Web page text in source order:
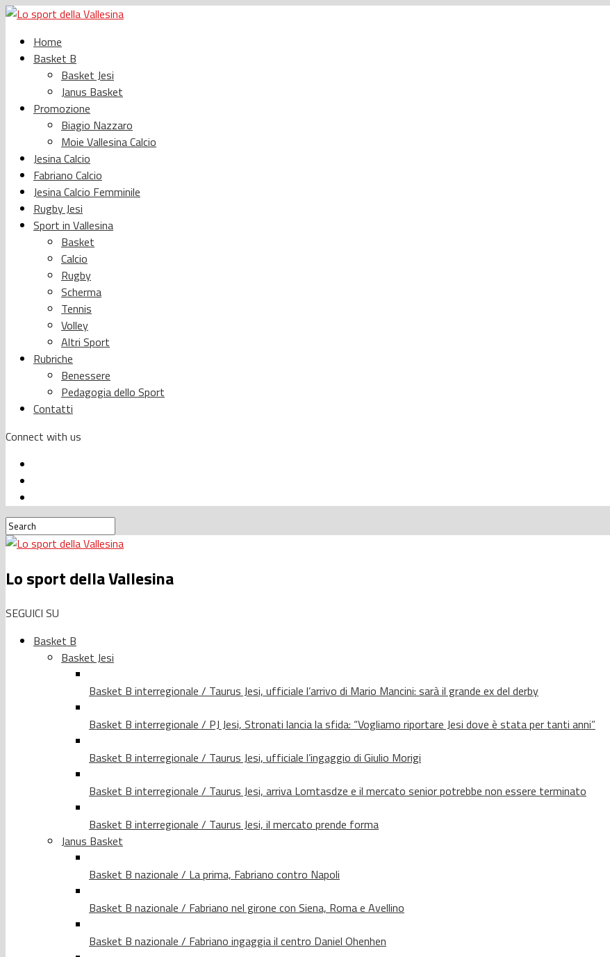
Home
Basket B
Basket Jesi
Janus Basket
Promozione
Biagio Nazzaro
Moie Vallesina Calcio
Jesina Calcio
Fabriano Calcio
Jesina Calcio Femminile
Rugby Jesi
Sport in Vallesina
Basket
Calcio
Rugby
Scherma
Tennis
Volley
Altri Sport
Rubriche
Benessere
Pedagogia dello Sport
Contatti
Connect with us
Lo sport della Vallesina
SEGUICI SU
Basket B
Basket Jesi
Basket B interregionale / Taurus Jesi, ufficiale l’arrivo di Mario Mancini: sarà il grande ex del derby
Basket B interregionale / PJ Jesi, Stronati lancia la sfida: “Vogliamo riportare Jesi dove è stata per tanti anni”
Basket B interregionale / Taurus Jesi, ufficiale l’ingaggio di Giulio Morigi
Basket B interregionale / Taurus Jesi, arriva Lomtasdze e il mercato senior potrebbe non essere terminato
Basket B interregionale / Taurus Jesi, il mercato prende forma
Janus Basket
Basket B nazionale / La prima, Fabriano contro Napoli
Basket B nazionale / Fabriano nel girone con Siena, Roma e Avellino
Basket B nazionale / Fabriano ingaggia il centro Daniel Ohenhen